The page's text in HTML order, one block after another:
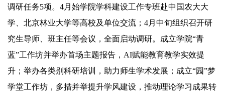
调研任务5项。4月始学院学科建设工作专班赴中国农大大
学、北京林业大学等高校及单位交流；4月中旬组织召开研
究生导师、班主任等会议，全面启动调研。成立学院“青
蓝”工作坊并举办首场主题报告，AI赋能教育教学实效提
升；举办各类别科研培训，助力师生学术发展；成立“园”梦
学堂工作坊，多措并举提升学风建设，推动理论学习成果转